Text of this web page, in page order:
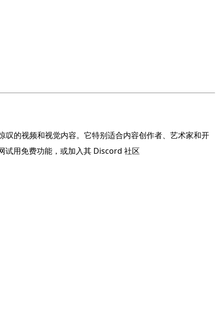
的视频和视觉内容。它特别适合内容创作者、艺术家和开
试用免费功能，或加入其 Discord 社区